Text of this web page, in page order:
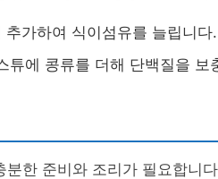
가하여 식이섬유를 늘립니다.
튜에 콩류를 더해 단백질을 보
한 준비와 조리가 필요합니